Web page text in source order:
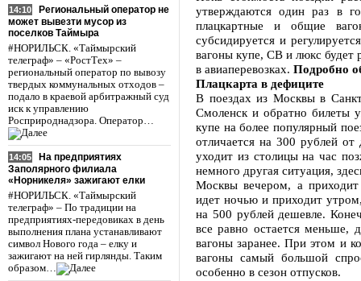
14:10
Региональный оператор не
может вывезти мусор из
поселков Таймыра
#НОРИЛЬСК. «Таймырский
телеграф» – «РостТех» –
региональный оператор по вывозу
твердых коммунальных отходов –
подало в краевой арбитражный суд
иск к управлению
Росприроднадзора. Оператор…
14:05
На предприятиях
Заполярного филиала
«Норникеля» зажигают елки
#НОРИЛЬСК. «Таймырский
телеграф» – По традиции на
предприятиях-передовиках в день
выполнения плана устанавливают
символ Нового года – елку и
зажигают на ней гирлянды. Таким
образом…
утверждаются один раз в
плацкартные и общие
субсидируется и
вагоны купе, СВ и люкс будет
в авиаперевозках. Подробно
Плацкарта в дефиците
В поездах из Москвы в
Смоленск и обратно билеты
купе на более популярный
отличается на 300 рублей
уходит из столицы на час
немного другая ситуация,
Москвы вечером, а
идет ночью и приходит
на 500 рублей дешевле.
все равно остается меньше,
вагоны заранее. При этом и
вагоны самый большой
особенно в сезон отпусков.